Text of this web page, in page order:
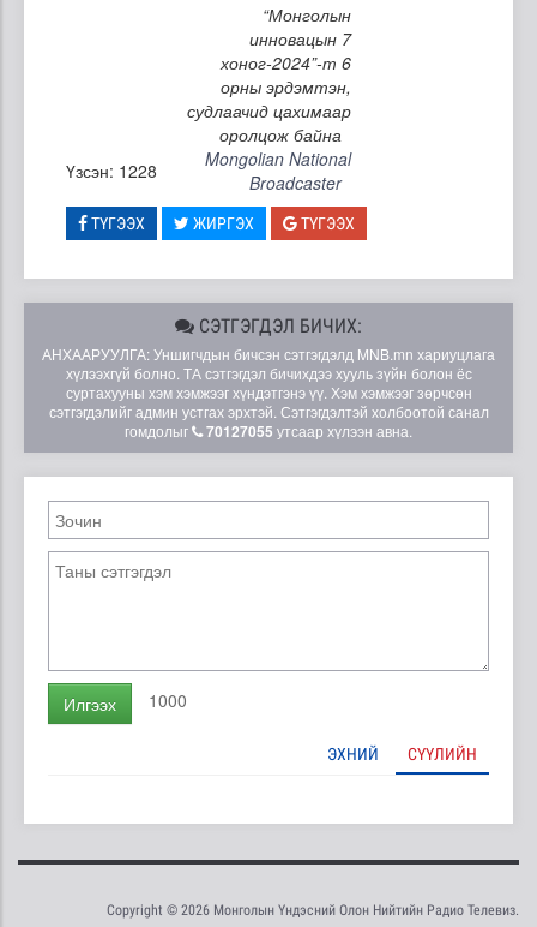
“Монголын
инновацын 7
хоног-2024”-т 6
орны эрдэмтэн,
судлаачид цахимаар
оролцож байна
Үзсэн: 1228
Mongolian National
Broadcaster
ТҮГЭЭХ ЖИРГЭХ ТҮГЭЭХ
СЭТГЭГДЭЛ БИЧИХ:
АНХААРУУЛГА: Уншигчдын бичсэн сэтгэгдэлд MNB.mn хариуцлага
хүлээхгүй болно. ТА сэтгэгдэл бичихдээ хууль зүйн болон ёс
суртахууны хэм хэмжээг хүндэтгэнэ үү. Хэм хэмжээг зөрчсөн
сэтгэгдэлийг админ устгах эрхтэй. Сэтгэгдэлтэй холбоотой санал
гомдолыг
70127055 утсаар хүлээн авна.
Илгээх 1000
ЭХНИЙ СҮҮЛИЙН
Copyright © 2026 Монголын Үндэсний Олон Нийтийн Радио Телевиз.